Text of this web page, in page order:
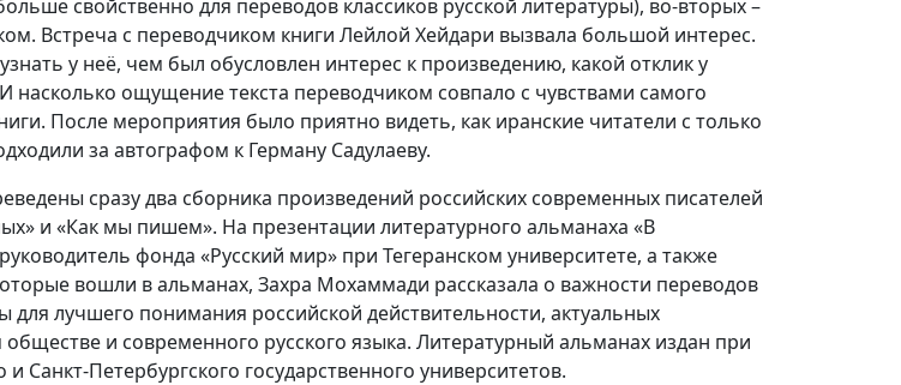
свойственно для переводов классиков русской литературы), во-вторых –
Встреча с переводчиком книги Лейлой Хейдари вызвала большой интерес.
у неё, чем был обусловлен интерес к произведению, какой отклик у
насколько ощущение текста переводчиком совпало с чувствами самого
После мероприятия было приятно видеть, как иранские читатели с только
за автографом к Герману Садулаеву.
сразу два сборника произведений российских современных писателей
и «Как мы пишем». На презентации литературного альманаха «В
фонда «Русский мир» при Тегеранском университете, а также
вошли в альманах, Захра Мохаммади рассказала о важности переводов
для лучшего понимания российской действительности, актуальных
и современного русского языка. Литературный альманах издан при
и Санкт-Петербургского государственного университетов.